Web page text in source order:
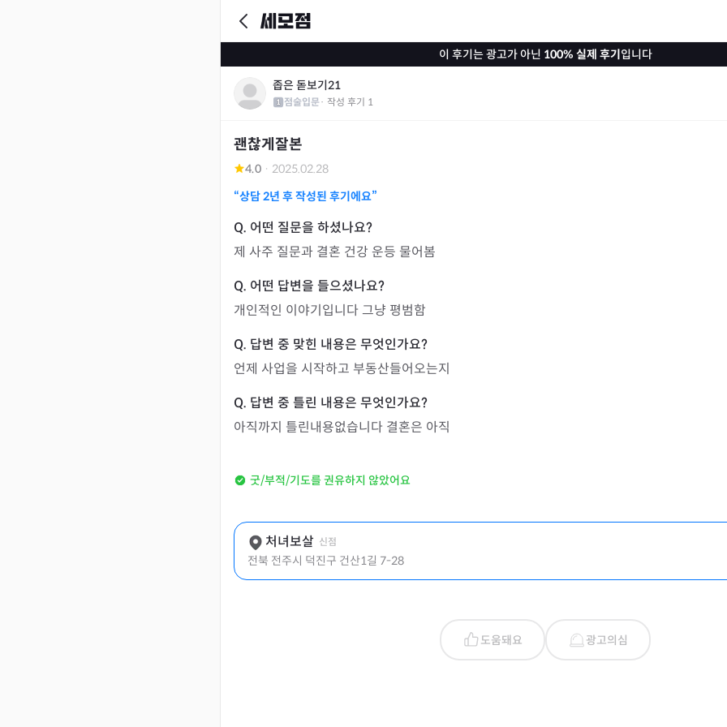
이 후기는 광고가 아닌 100% 실제 후기입니다
좁은 돋보기21
점술입문· 작성 후기 1
괜찮게잘본
4.0 · 2025.02.28
“상담2년 후 작성된 후기에요”
제 사주 질문과 결혼 건강 운등 물어봄
개인적인 이야기입니다 그냥 평범함
언제 사업을 시작하고 부동산들어오는지
아직까지 틀린내용없습니다 결혼은 아직
굿/부적/기도를 권유하지 않았어요
처녀보살 신점
전북 전주시 덕진구 건산1길 7-28
도움돼요 광고의심